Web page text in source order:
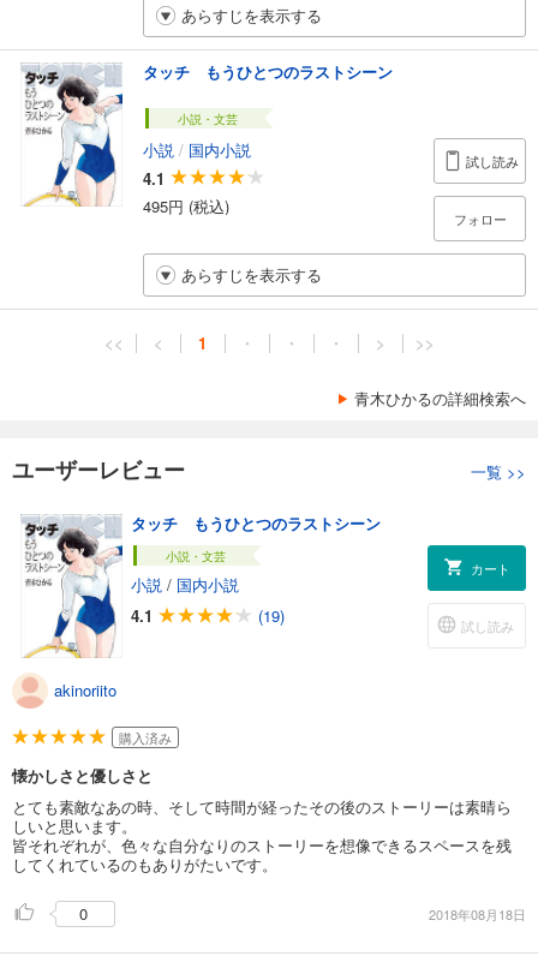
あらすじを表示する
タッチ もうひとつのラストシーン
小説・文芸
小説 / 国内小説
4.1
495円 (税込)
試し読み
フォロー
あらすじを表示する
<< < 1 ・ ・ ・ > >>
青木ひかるの詳細検索へ
ユーザーレビュー 一覧 >>
タッチ もうひとつのラストシーン
小説・文芸
小説 / 国内小説
4.1
(19)
カート
試し読み
akinoriito
購入済み
懐かしさと優しさと
とても素敵なあの時、そして時間が経ったその後のストーリーは素晴ら
しいと思います。
皆それぞれが、色々な自分なりのストーリーを想像できるスペースを残
してくれているのもありがたいです。
0 2018年08月18日